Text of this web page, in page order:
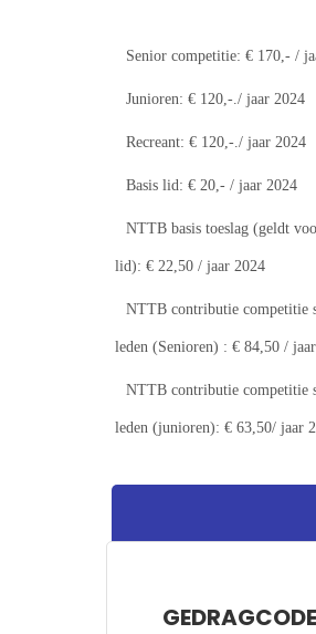
Senior competitie: € 170,- /
Junioren: € 120,-./ jaar 2024
Recreant: € 120,-./ jaar 2024
Basis lid: € 20,- / jaar 2024
NTTB basis toeslag (geldt
lid): € 22,50 / jaar 2024
NTTB contributie competitie
leden (Senioren) : € 84,50 /
NTTB contributie competitie
leden (junioren): € 63,50/ jaar